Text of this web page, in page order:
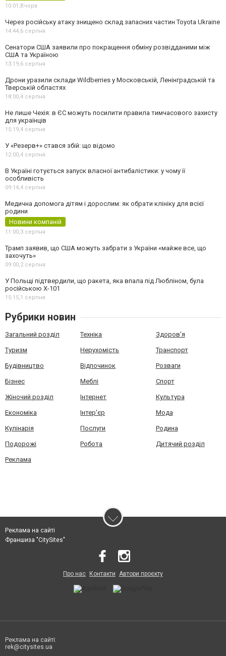
10:01,Вчора
Через російську атаку знищено склад запасних частин Toyota Ukraine
14:44,6 серпня
Сенатори США заявили про покращення обміну розвідданими між
США та Україною
13:19,6 серпня
Дрони уразили склади Wildberries у Московській, Ленінградській та
Тверській областях
18:00,4 серпня
Не лише Чехія: в ЄС можуть посилити правила тимчасового захисту
для українців
15:19,4 серпня
У «Резерв+» стався збій: що відомо
12:00,4 серпня
В Україні готується запуск власної антибалістики: у чому її
особливість
09:14,4 серпня
Медична допомога дітям і дорослим: як обрати клініку для всієї
родини
Новини компаній
11:00,3 серпня
Трамп заявив, що США можуть забрати з України «майже все, що
захочуть»
09:00,2 серпня
У Польщі підтвердили, що ракета, яка впала під Любліном, була
російською Х-101
15:15,1 серпня
Рубрики новин
Загальний розділ Техніка Здоров'я
Туризм Нерухомість Транспорт
Будівництво Відпочинок Розваги
Бізнес Меблі Спорт
Жіночий розділ Інтернет Культура
Економіка Інтер'єр Мода
Кулінарія Послуги Родина
Подорожі Робота Дитячий розділ
Реклама
Реклама на сайті
Франшиза "CitySites"
Про нас Контакти Автори проєкту
Реклама на сайті:
rek@citysites.ua